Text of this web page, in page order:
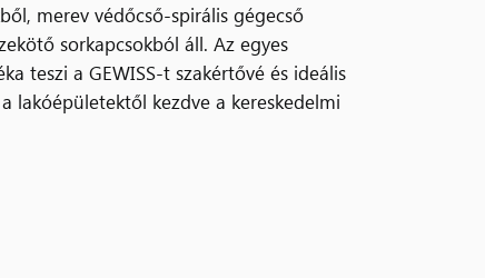
merev védőcső-spirális gégecső
sorkapcsokból áll. Az egyes
teszi a GEWISS-t szakértővé és ideális
lakóépületektől kezdve a kereskedelmi